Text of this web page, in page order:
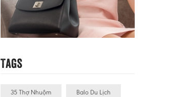
Tags
35 Thợ Nhuộm Balo Du Lịch